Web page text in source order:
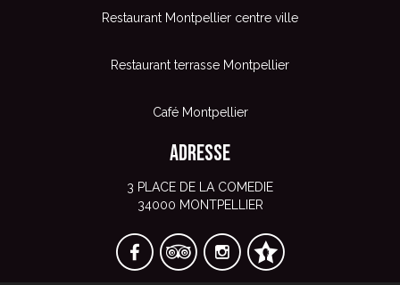
Restaurant Montpellier centre ville
Restaurant terrasse Montpellier
Café Montpellier
Adresse
3 PLACE DE LA COMEDIE
34000 MONTPELLIER